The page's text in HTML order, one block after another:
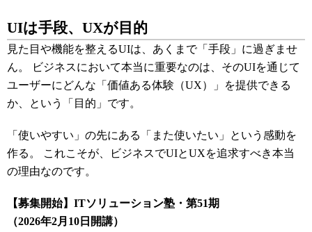
UIは手段、UXが目的
見た目や機能を整えるUIは、あくまで「手段」に過ぎませ
ん。 ビジネスにおいて本当に重要なのは、そのUIを通じて
ユーザーにどんな「価値ある体験（UX）」を提供できる
か、という「目的」です。
「使いやすい」の先にある「また使いたい」という感動を
作る。 これこそが、ビジネスでUIとUXを追求すべき本当
の理由なのです。
【募集開始】ITソリューション塾・第51期
（2026年2月10日開講）